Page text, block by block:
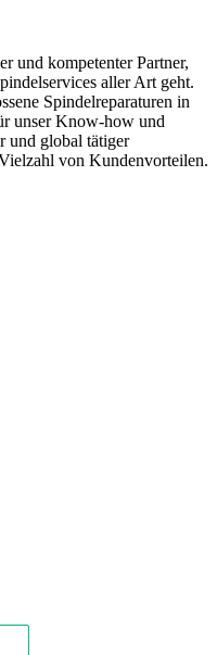
und kompetenter Partner,
aller Art geht.
Spindelreparaturen in
unser Know-how und
und global tätiger
von Kundenvorteilen.